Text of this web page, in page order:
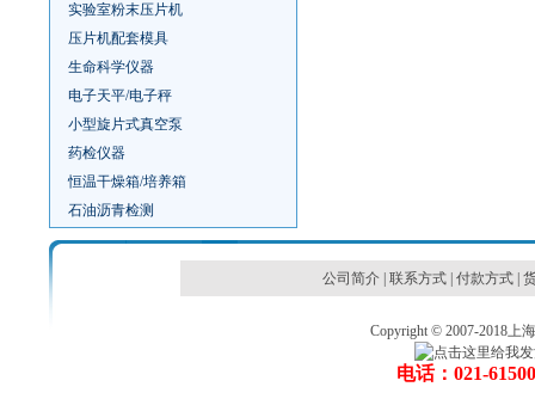
实验室粉末压片机
压片机配套模具
生命科学仪器
电子天平/电子秤
小型旋片式真空泵
药检仪器
恒温干燥箱/培养箱
石油沥青检测
公司简介 联系方式 付款方式
Copyright © 2007-2018上
电话：021-